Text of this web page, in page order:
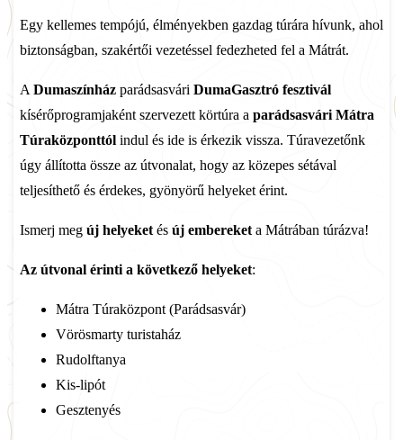
Egy kellemes tempójú, élményekben gazdag túrára hívunk, ahol
biztonságban, szakértői vezetéssel fedezheted fel a Mátrát.
A Dumaszínház parádsasvári DumaGasztró fesztivál
kísérőprogramjaként szervezett körtúra a parádsasvári Mátra
Túraközponttól indul és ide is érkezik vissza. Túravezetőnk
úgy állította össze az útvonalat, hogy az közepes sétával
teljesíthető és érdekes, gyönyörű helyeket érint.
Ismerj meg új helyeket és új embereket a Mátrában túrázva!
Az útvonal érinti a következő helyeket:
Mátra Túraközpont (Parádsasvár)
Vörösmarty turistaház
Rudolftanya
Kis-lipót
Gesztenyés